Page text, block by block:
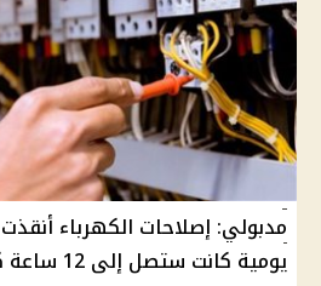
مدبولي: إصلاحات الكهرباء
يومية كانت ستصل إلى 12 ساعة كاملة